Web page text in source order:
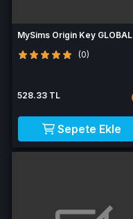
MySims Origin Key GLOBAL
(0)
528.33 TL
Sepete Ekle